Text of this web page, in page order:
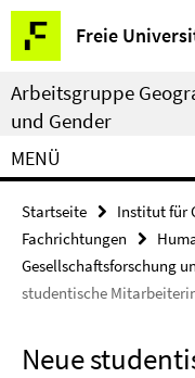
Springe
direkt
zu
Inhalt
Freie
Service-
Navigation
Arbeitsgruppe
und Gender
MENÜ
Startseite
Institut für
Fachrichtungen
Gesellschaftsforschung
studentische
Neue